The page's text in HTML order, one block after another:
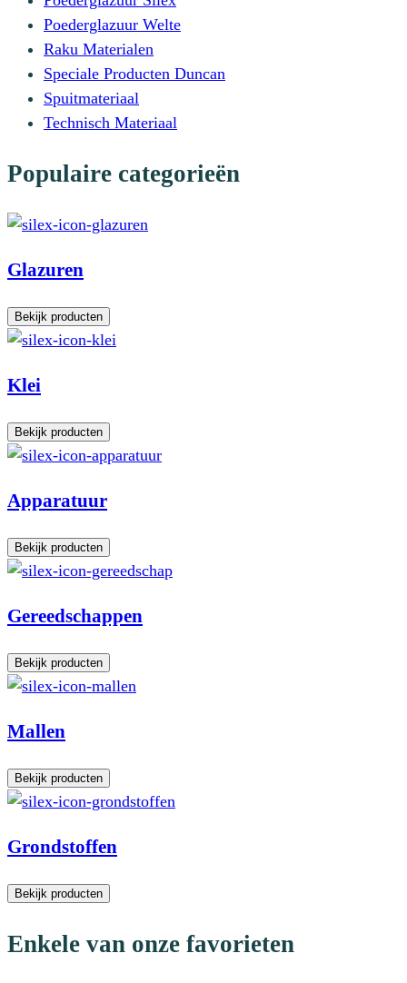
Poederglazuur Welte
Raku Materialen
Speciale Producten Duncan
Spuitmateriaal
Technisch Materiaal
Populaire categorieën
Glazuren
Bekijk producten
Klei
Bekijk producten
Apparatuur
Bekijk producten
Gereedschappen
Bekijk producten
Mallen
Bekijk producten
Grondstoffen
Bekijk producten
Enkele van onze favorieten